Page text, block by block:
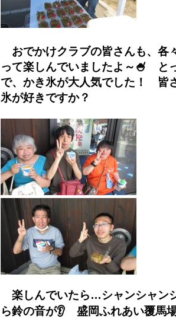
おでかけクラブの皆さんも、各
って楽しんでいましたよ～🍧 と
で、かき氷が大人気でした！ 皆
氷が好きですか？
楽しんでいたら…シャンシャン
ら鈴の音が👂 盛岡ふれあい覆馬